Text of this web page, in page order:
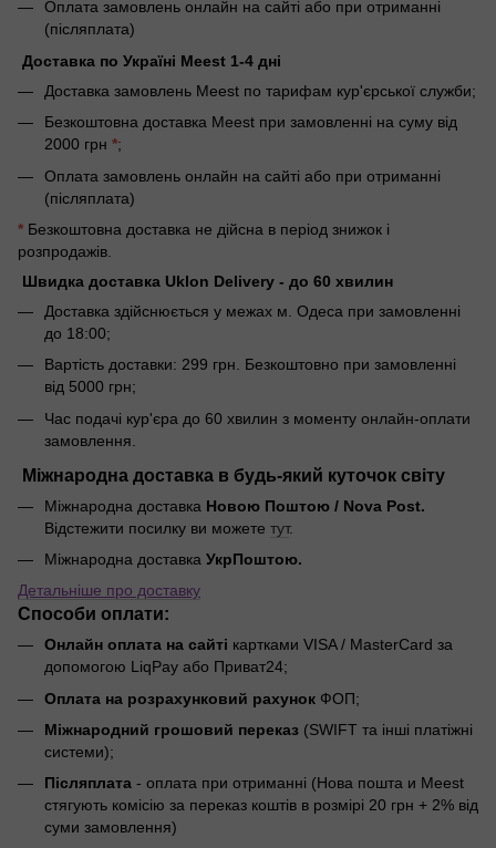
Оплата замовлень онлайн на сайті або при отриманні
(післяплата)
Доставка по Україні Meest 1-4 дні
Доставка замовлень Meest по тарифам кур'єрської служби;
Безкоштовна доставка Meest при замовленні на суму від
2000 грн *;
Оплата замовлень онлайн на сайті або при отриманні
(післяплата)
* Безкоштовна доставка не дійсна в період знижок і
розпродажів.
Швидка доставка Uklon Delivery - до 60 хвилин
Доставка здійснюється у межах м. Одеса при замовленні
до 18:00;
Вартість доставки: 299 грн. Безкоштовно при замовленні
від 5000 грн;
Час подачі кур'єра до 60 хвилин з моменту онлайн-оплати
замовлення.
Міжнародна доставка в будь-який куточок світу
Міжнародна доставка Новою Поштою / Nova Post.
Відстежити посилку ви можете тут.
Міжнародна доставка УкрПоштою.
Детальніше про доставку
Способи оплати:
Онлайн оплата на сайті картками VISA / MasterCard за
допомогою LiqPay або Приват24;
Оплата на розрахунковий рахунок ФОП;
Міжнародний грошовий переказ (SWIFT та інші платіжні
системи);
Післяплата - оплата при отриманні (Нова пошта и Meest
стягують комісію за переказ коштів в розмірі 20 грн + 2% від
суми замовлення)